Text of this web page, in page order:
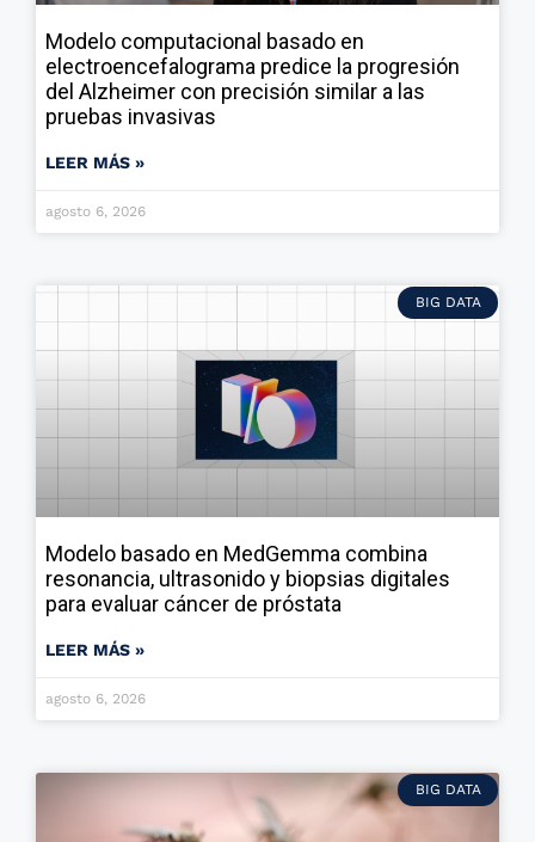
Modelo computacional basado en
electroencefalograma predice la progresión
del Alzheimer con precisión similar a las
pruebas invasivas
LEER MÁS »
agosto 6, 2026
BIG DATA
Modelo basado en MedGemma combina
resonancia, ultrasonido y biopsias digitales
para evaluar cáncer de próstata
LEER MÁS »
agosto 6, 2026
BIG DATA